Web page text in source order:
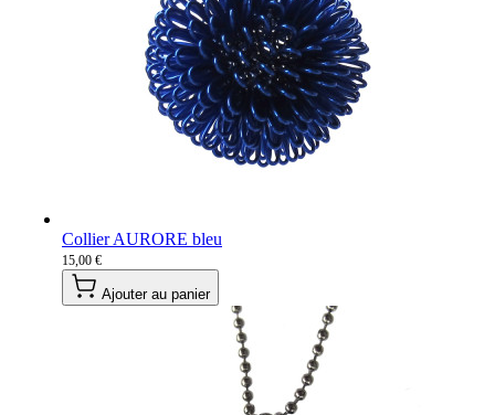
Collier AURORE bleu
15,00 €
Ajouter au panier